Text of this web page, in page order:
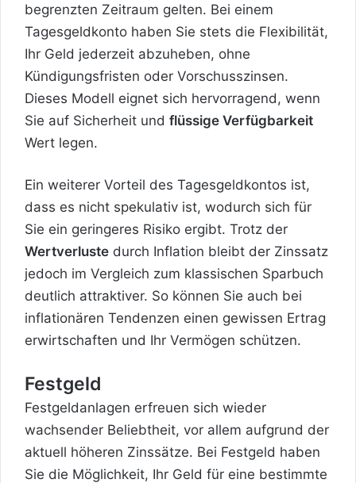
begrenzten Zeitraum gelten. Bei einem
Tagesgeldkonto haben Sie stets die Flexibilität,
Ihr Geld jederzeit abzuheben, ohne
Kündigungsfristen oder Vorschusszinsen.
Dieses Modell eignet sich hervorragend, wenn
Sie auf Sicherheit und flüssige Verfügbarkeit
Wert legen.
Ein weiterer Vorteil des Tagesgeldkontos ist,
dass es nicht spekulativ ist, wodurch sich für
Sie ein geringeres Risiko ergibt. Trotz der
Wertverluste durch Inflation bleibt der Zinssatz
jedoch im Vergleich zum klassischen Sparbuch
deutlich attraktiver. So können Sie auch bei
inflationären Tendenzen einen gewissen Ertrag
erwirtschaften und Ihr Vermögen schützen.
Festgeld
Festgeldanlagen erfreuen sich wieder
wachsender Beliebtheit, vor allem aufgrund der
aktuell höheren Zinssätze. Bei Festgeld haben
Sie die Möglichkeit, Ihr Geld für eine bestimmte